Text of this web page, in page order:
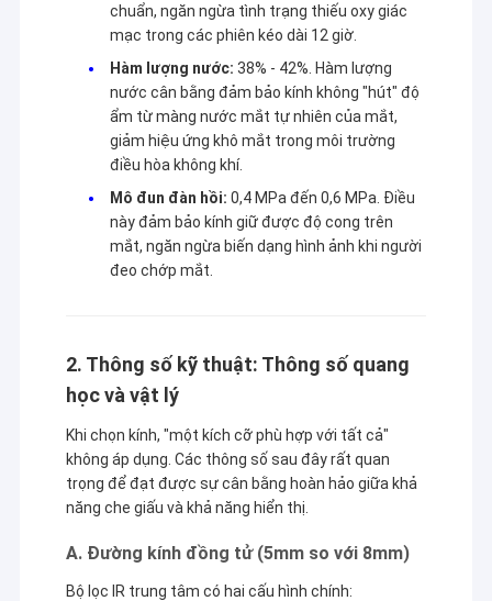
chuẩn, ngăn ngừa tình trạng thiếu oxy giác
mạc trong các phiên kéo dài 12 giờ.
Hàm lượng nước: 38% - 42%. Hàm lượng
nước cân bằng đảm bảo kính không "hút" độ
ẩm từ màng nước mắt tự nhiên của mắt,
giảm hiệu ứng khô mắt trong môi trường
điều hòa không khí.
Mô đun đàn hồi: 0,4 MPa đến 0,6 MPa. Điều
này đảm bảo kính giữ được độ cong trên
mắt, ngăn ngừa biến dạng hình ảnh khi người
đeo chớp mắt.
2. Thông số kỹ thuật: Thông số quang
học và vật lý
Khi chọn kính, "một kích cỡ phù hợp với tất cả"
không áp dụng. Các thông số sau đây rất quan
trọng để đạt được sự cân bằng hoàn hảo giữa khả
năng che giấu và khả năng hiển thị.
A. Đường kính đồng tử (5mm so với 8mm)
Bộ lọc IR trung tâm có hai cấu hình chính: